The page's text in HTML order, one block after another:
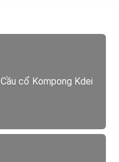
Cầu cổ Kompong Kdei